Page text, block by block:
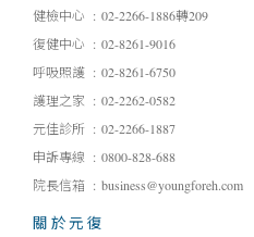
健檢中心
02-2266-1886轉209
復健中心
02-8261-9016
呼吸照護
02-8261-6750
護理之家
02-2262-0582
元佳診所
02-2266-1887
申訴專線
0800-828-688
院長信箱
business@youngforeh.com
關於元復